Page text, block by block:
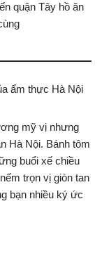
quận Tây hồ ăn
ẩm thực Hà Nội
mỹ vị nhưng
Hà Nội. Bánh tôm
buổi xế chiều
trọn vị giòn tan
bạn nhiều ký ức